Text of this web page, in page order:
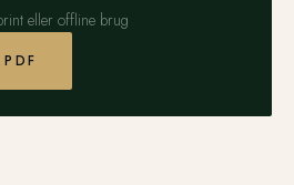
eller offline brug